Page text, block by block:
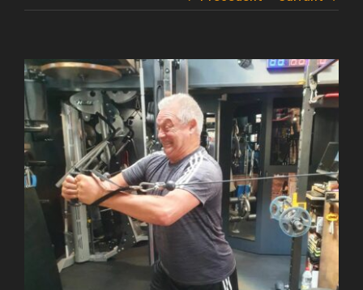
Voir
l'image
agrandie